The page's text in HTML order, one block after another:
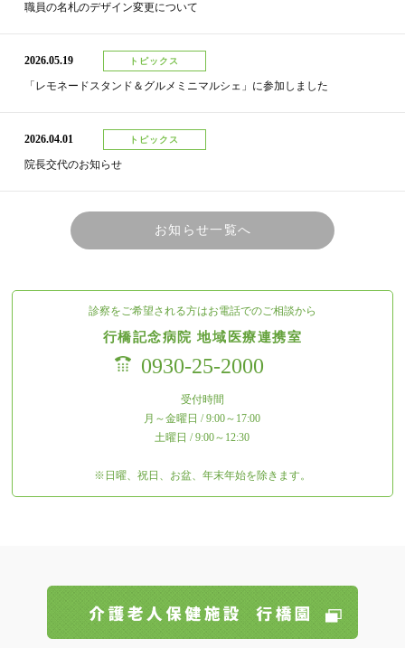
職員の名札のデザイン変更について
2026.05.19 トピックス
「レモネードスタンド＆グルメミニマルシェ」に参加しました
2026.04.01 トピックス
院長交代のお知らせ
お知らせ一覧へ
診察をご希望される方はお電話でのご相談から
行橋記念病院 地域医療連携室
0930-25-2000
受付時間
月～金曜日 / 9:00～17:00
土曜日 / 9:00～12:30
※日曜、祝日、お盆、年末年始を除きます。